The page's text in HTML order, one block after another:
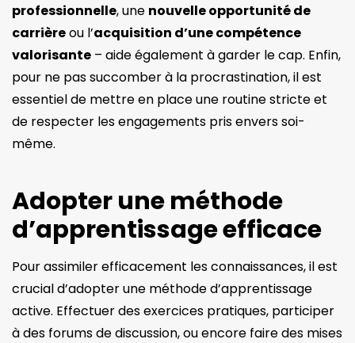
professionnelle, une nouvelle opportunité de
carrièreou l’acquisition d’une compétence
valorisante – aide également à garder le cap. Enfin,
pour ne pas succomber à la procrastination, il est
essentiel de mettre en place une routine stricte et
de respecter les engagements pris envers soi-
même.
Adopter une méthode
d’apprentissage efficace
Pour assimiler efficacement les connaissances, il est
crucial d’adopter une méthode d’apprentissage
active. Effectuer des exercices pratiques, participer
à des forums de discussion, ou encore faire des mises